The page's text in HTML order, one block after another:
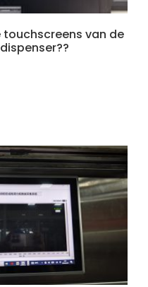
touchscreens van de